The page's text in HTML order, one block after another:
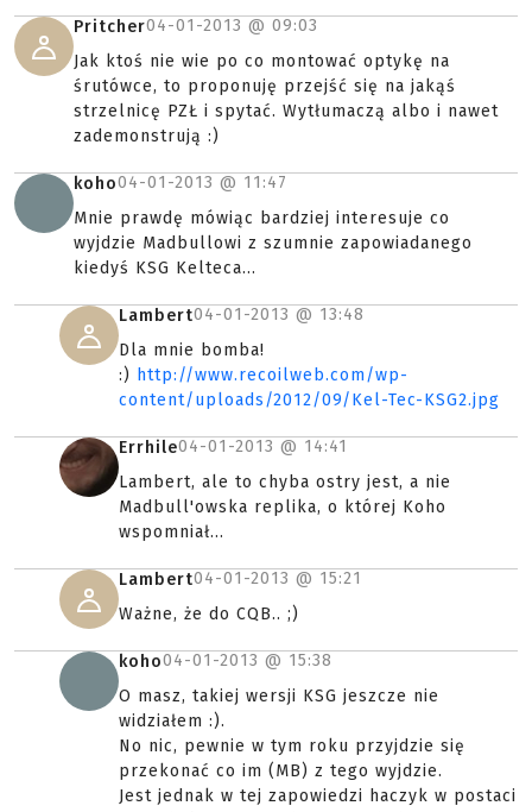
Pritcher04-01-2013 @ 09:03
Jak ktoś nie wie po co montować optykę na
śrutówce, to proponuję przejść się na jakąś
strzelnicę PZŁ i spytać. Wytłumaczą albo i nawet
zademonstrują :)
koho04-01-2013 @ 11:47
Mnie prawdę mówiąc bardziej interesuje co
wyjdzie Madbullowi z szumnie zapowiadanego
kiedyś KSG Kelteca...
Lambert04-01-2013 @ 13:48
Dla mnie bomba!
:) http://www.recoilweb.com/wp-
content/uploads/2012/09/Kel-Tec-KSG2.jpg
Errhile04-01-2013 @ 14:41
Lambert, ale to chyba ostry jest, a nie
Madbull'owska replika, o której Koho
wspomniał...
Lambert04-01-2013 @ 15:21
Ważne, że do CQB.. ;)
koho04-01-2013 @ 15:38
O masz, takiej wersji KSG jeszcze nie
widziałem :).
No nic, pewnie w tym roku przyjdzie się
przekonać co im (MB) z tego wyjdzie.
Jest jednak w tej zapowiedzi haczyk w postaci